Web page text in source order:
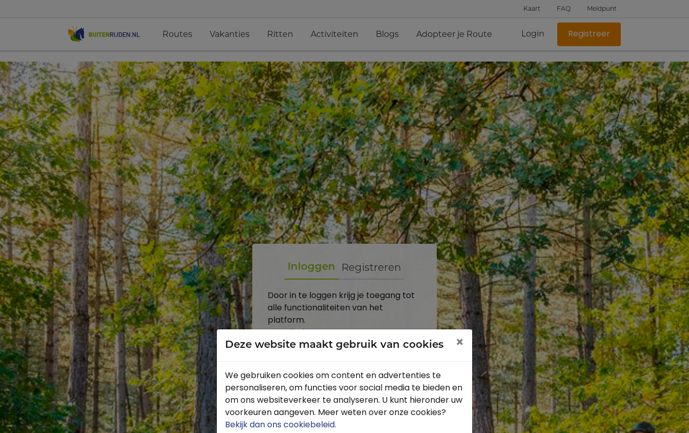
Kaart FAQ Meldpunt
Routes Vakanties Ritten Activiteiten Blogs Adopteer je Route Login Registreer
Inloggen Registreren
Door in te loggen krijg je toegang tot
alle functionaliteiten van het
platform.
Toon
Inloggen
Wachtwoord vergeten?
Deze website maakt gebruik van cookies ×
We gebruiken cookies om content en advertenties te
personaliseren, om functies voor social media te bieden en
om ons websiteverkeer te analyseren. U kunt hieronder uw
voorkeuren aangeven. Meer weten over onze cookies?
Bekijk dan ons cookiebeleid.